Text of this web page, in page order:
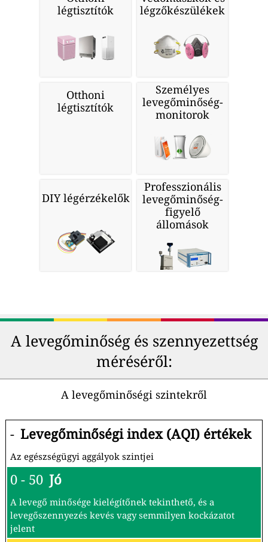
légtisztítók
légzőkészülékek
Otthoni
légtisztítók
Személyes
levegőminőség-
monitorok
DIY légérzékelők
Professzionális
levegőminőség-
figyelő
állomások
A levegőminőség és szennyezettség
méréséről:
A levegőminőségi szintekről
- Levegőminőségi index (AQI) értékek
Az egészségügyi aggályok szintjei
0 - 50 Jó
A levegő minősége kielégítőnek tekinthető, és a
levegőszennyezés kevés vagy semmilyen kockázatot
jelent